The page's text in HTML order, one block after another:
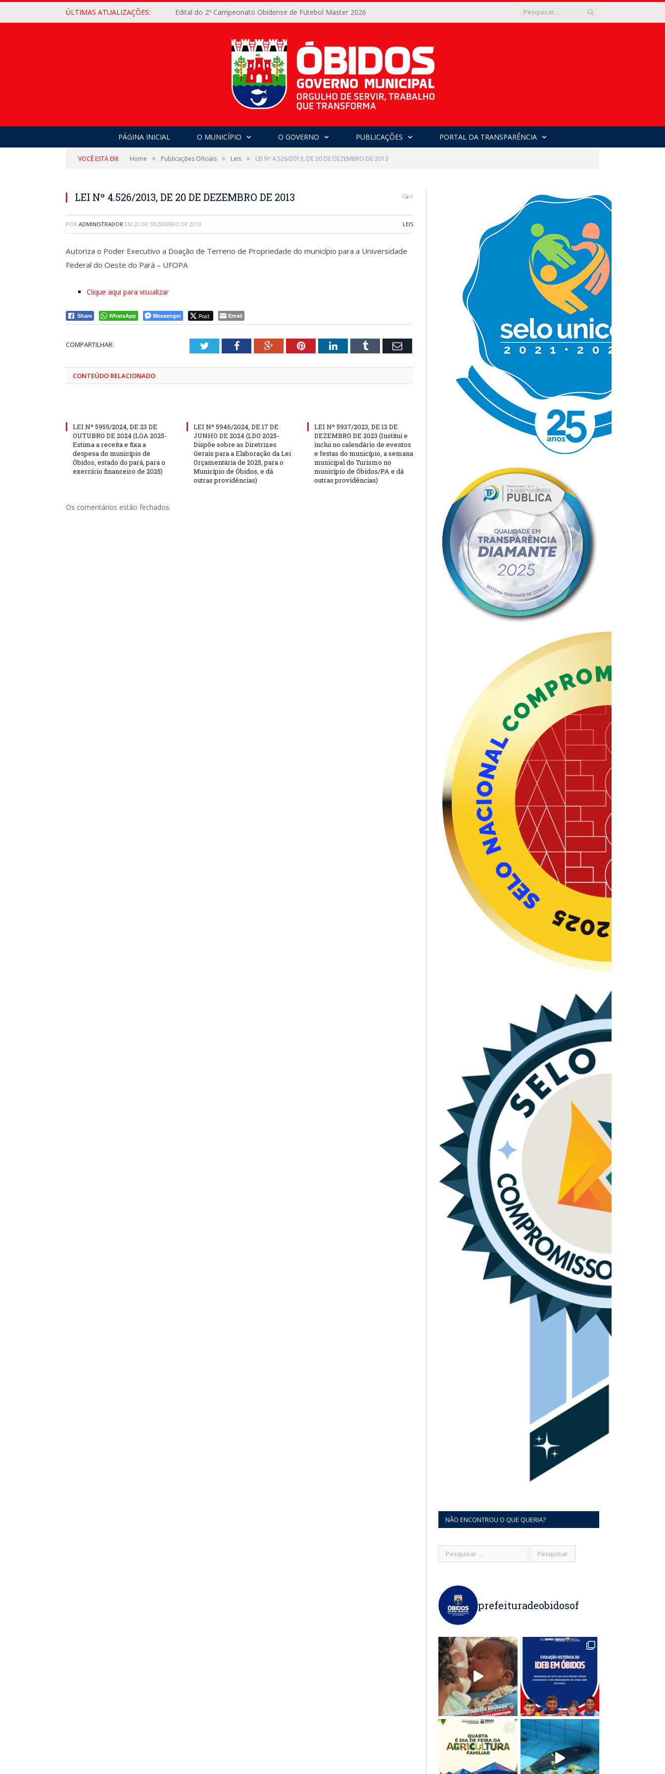
ÚLTIMAS ATUALIZAÇÕES: Edital do 2º Campeonato Obidense de Futebol Master 2026
PÁGINA INICIAL O MUNICÍPIO O GOVERNO PUBLICAÇÕES PORTAL DA TRANSPARÊNCIA
VOCÊ ESTÁ EM: Home » Publicações Oficiais » Leis » LEI Nº 4.526/2013, DE 20 DE DEZEMBRO DE 2013
LEI Nº 4.526/2013, DE 20 DE DEZEMBRO DE 2013 0
POR ADMINISTRADOR EM 20 DE DEZEMBRO DE 2013 LEIS
Autoriza o Poder Executivo a Doação de Terreno de Propriedade do município para a Universidade
Federal do Oeste do Pará – UFOPA
Clique aqui para visualizar
Share WhatsApp Messenger Post Email
COMPARTILHAR: TwitterFacebookGoogle+PinterestLinkedInTumblr Email
CONTEÚDO RELACIONADO
LEI Nº 5955/2024, DE 23 DE
OUTUBRO DE 2024 (LOA 2025-
Estima a receita e fixa a
despesa do município de
Óbidos, estado do pará, para o
exercício financeiro de 2025)
LEI Nº 5946/2024, DE 17 DE
JUNHO DE 2024 (LDO 2025-
Dispõe sobre as Diretrizes
Gerais para a Elaboração da Lei
Orçamentária de 2025, para o
Município de Óbidos, e dá
outras providências)
LEI Nº 5937/2023, DE 13 DE
DEZEMBRO DE 2023 (Institui e
inclui no calendário de eventos
e festas do município, a semana
municipal do Turismo no
município de Óbidos/PA e dá
outras providências)
Os comentários estão fechados.
NÃO ENCONTROU O QUE QUERIA?
prefeituradeobidosof